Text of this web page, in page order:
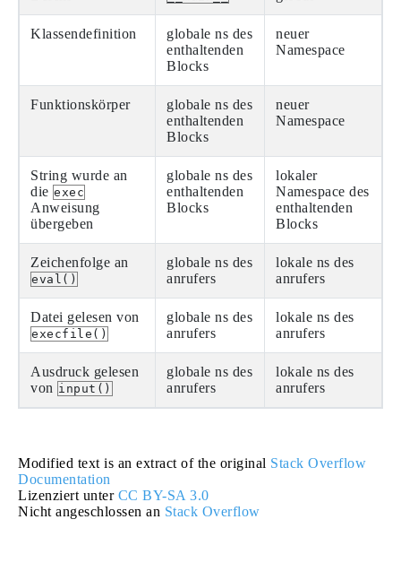
Klassendefinition
globale ns des
enthaltenden
Blocks
neuer
Namespace
Funktionskörper
globale ns des
enthaltenden
Blocks
neuer
Namespace
String wurde an
die exec
Anweisung
übergeben
globale ns des
enthaltenden
Blocks
lokaler
Namespace des
enthaltenden
Blocks
Zeichenfolge an
eval()
globale ns des
anrufers
lokale ns des
anrufers
Datei gelesen von
execfile()
globale ns des
anrufers
lokale ns des
anrufers
Ausdruck gelesen
von input()
globale ns des
anrufers
lokale ns des
anrufers
Modified text is an extract of the original Stack Overflow
Documentation
Lizenziert unter CC BY-SA 3.0
Nicht angeschlossen an Stack Overflow